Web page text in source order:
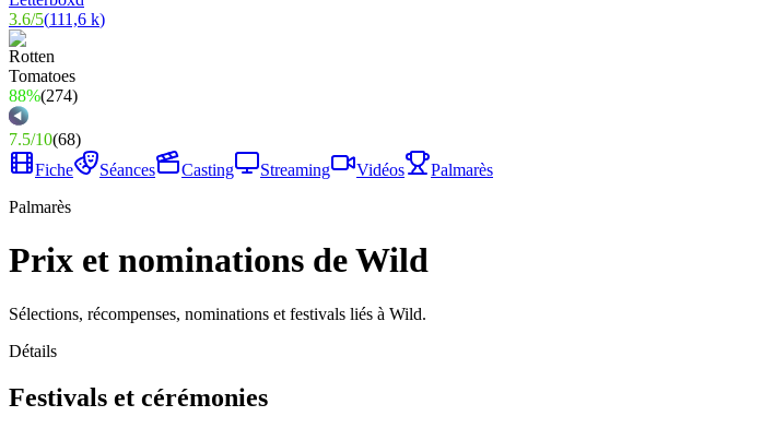
3.6/5(111,6 k)
88%(274)
7.5/10(68)
Fiche
Séances Casting Streaming Vidéos
Palmarès
Palmarès
Prix et nominations de Wild
Sélections, récompenses, nominations et festivals liés à Wild.
Détails
Festivals et cérémonies